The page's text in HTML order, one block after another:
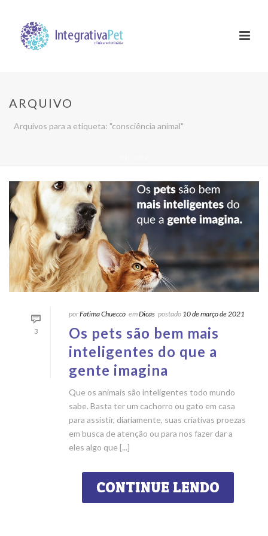
ARQUIVO
Arquivos para a etiqueta: "consciência animal"
3
porFatima Chuecco emDicas postado 10 de março de 2021
Os pets são bem mais
inteligentes do que a
gente imagina
Que os animais são inteligentes todo mundo
sabe. Basta ter um cachorro ou gato em casa
para assistir, diariamente, suas criativas proezas
em busca de atenção ou para nos fazer dar a
eles algo que [...]
CONTINUE LENDO